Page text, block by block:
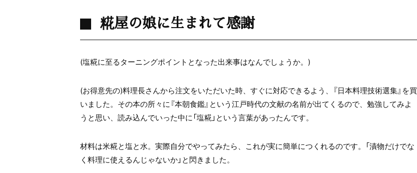
糀屋の娘に生まれて感謝
(塩糀に至るターニングポイントとなった出来事はなんでしょうか。)
(お得意先の)料理長さんから注文をいただいた時、すぐに対応できるよう、『日本料理技術選集』を買
いました。その本の所々に『本朝食鑑』という江戸時代の文献の名前が出てくるので、勉強してみよ
うと思い、読み込んでいった中に「塩糀」という言葉があったんです。
材料は米糀と塩と水。実際自分でやってみたら、これが実に簡単につくれるのです。「漬物だけでな
く料理に使えるんじゃないか」と閃きました。